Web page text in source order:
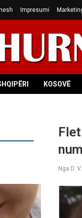
Impresumi
KOSOVË
Nga D. V.